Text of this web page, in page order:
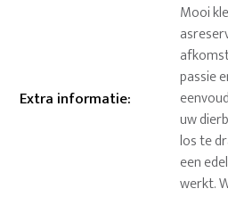
Extra informatie:
Mooi
passie
uw
los te
een
werkt.